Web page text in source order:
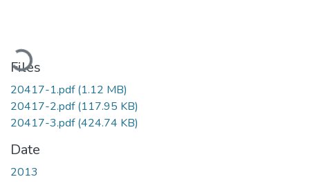
Loading...
Files
20417-1.pdf(1.12 MB)
20417-2.pdf(117.95 KB)
20417-3.pdf(424.74 KB)
Date
2013